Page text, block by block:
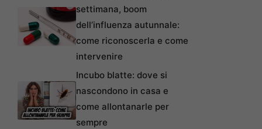
settimana, boom
dell’influenza autunnale:
come riconoscerla e come
intervenire
Incubo blatte: dove si
nascondono in casa e
come allontanarle per
sempre